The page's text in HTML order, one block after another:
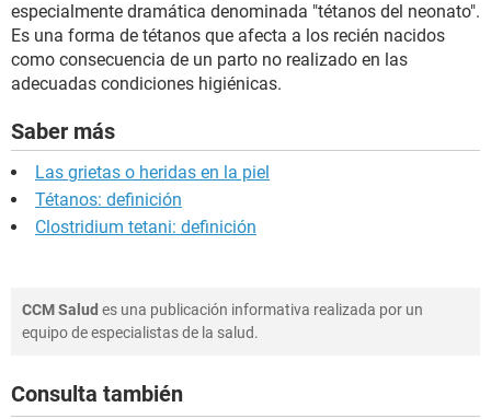
especialmente dramática denominada "tétanos del neonato".
Es una forma de tétanos que afecta a los recién nacidos
como consecuencia de un parto no realizado en las
adecuadas condiciones higiénicas.
Saber más
Las grietas o heridas en la piel
Tétanos: definición
Clostridium tetani: definición
CCM Salud es una publicación informativa realizada por un
equipo de especialistas de la salud.
Consulta también